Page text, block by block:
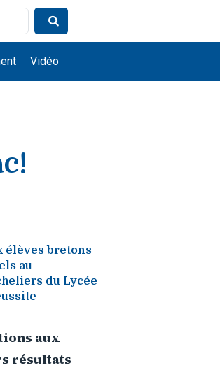
Vidéo
élèves bretons
au
du Lycée
aux
résultats